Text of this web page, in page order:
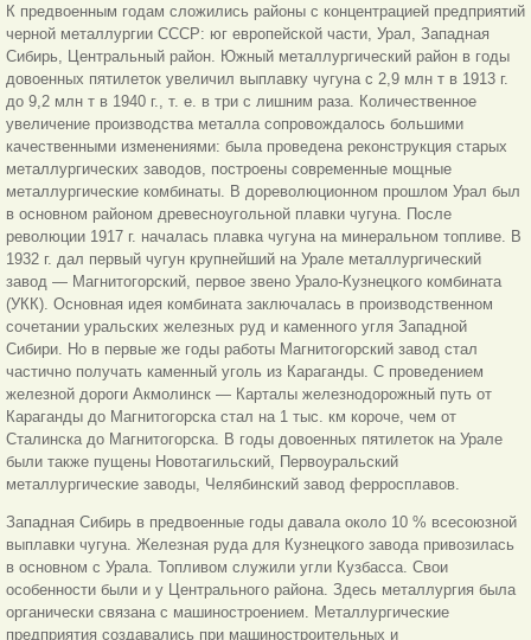
К предвоенным годам сложились районы с концентрацией предприятий
черной металлургии СССР: юг европейской части, Урал, Западная
Сибирь, Центральный район. Южный металлургический район в годы
довоенных пятилеток увеличил выплавку чугуна с 2,9 млн т в 1913 г.
до 9,2 млн т в 1940 г., т. е. в три с лишним раза. Количественное
увеличение производства металла сопровождалось большими
качественными изменениями: была проведена реконструкция старых
металлургических заводов, построены современные мощные
металлургические комбинаты. В дореволюционном прошлом Урал был
в основном районом древесноугольной плавки чугуна. После
революции 1917 г. началась плавка чугуна на минеральном топливе. В
1932 г. дал первый чугун крупнейший на Урале металлургический
завод — Магнитогорский, первое звено Урало-Кузнецкого комбината
(УКК). Основная идея комбината заключалась в производственном
сочетании уральских железных руд и каменного угля Западной
Сибири. Но в первые же годы работы Магнитогорский завод стал
частично получать каменный уголь из Караганды. С проведением
железной дороги Акмолинск — Карталы железнодорожный путь от
Караганды до Магнитогорска стал на 1 тыс. км короче, чем от
Сталинска до Магнитогорска. В годы довоенных пятилеток на Урале
были также пущены Новотагильский, Первоуральский
металлургические заводы, Челябинский завод ферросплавов.
Западная Сибирь в предвоенные годы давала около 10 % всесоюзной
выплавки чугуна. Железная руда для Кузнецкого завода привозилась
в основном с Урала. Топливом служили угли Кузбасса. Свои
особенности были и у Центрального района. Здесь металлургия была
органически связана с машиностроением. Металлургические
предприятия создавались при машиностроительных и